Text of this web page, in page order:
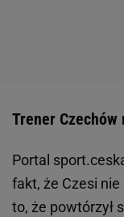
Trener
Portal
fakt, że Czesi
to, że powtórzył